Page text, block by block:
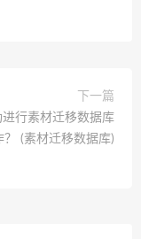
下一篇
行素材迁移数据库
？ (素材迁移数据库)